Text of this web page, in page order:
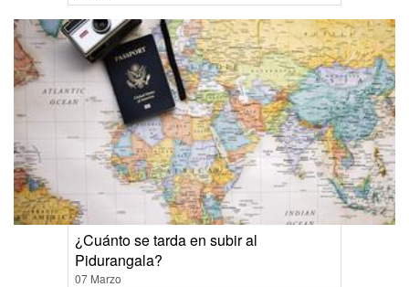
¿Cuánto se tarda en subir al
Pidurangala?
07 Marzo